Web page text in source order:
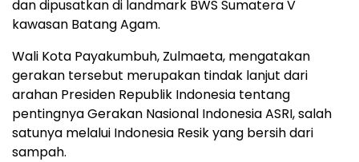
dan dipusatkan di landmark BWS Sumatera V
kawasan Batang Agam.
Wali Kota Payakumbuh, Zulmaeta, mengatakan
gerakan tersebut merupakan tindak lanjut dari
arahan Presiden Republik Indonesia tentang
pentingnya Gerakan Nasional Indonesia ASRI, salah
satunya melalui Indonesia Resik yang bersih dari
sampah.